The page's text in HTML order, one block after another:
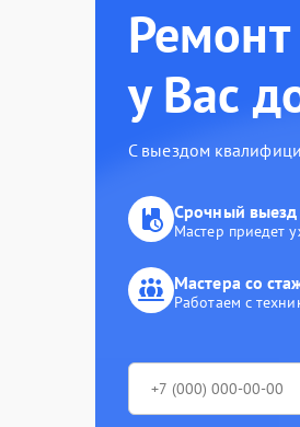
у Вас
С выездом
Срочный выезд
Мастер приедет
Мастера со
Работаем с